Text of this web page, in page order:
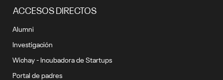
ACCESOS DIRECTOS
Alumni
Investigación
Wichay - Incubadora de Startups
Portal de padres